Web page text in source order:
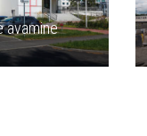
avamine